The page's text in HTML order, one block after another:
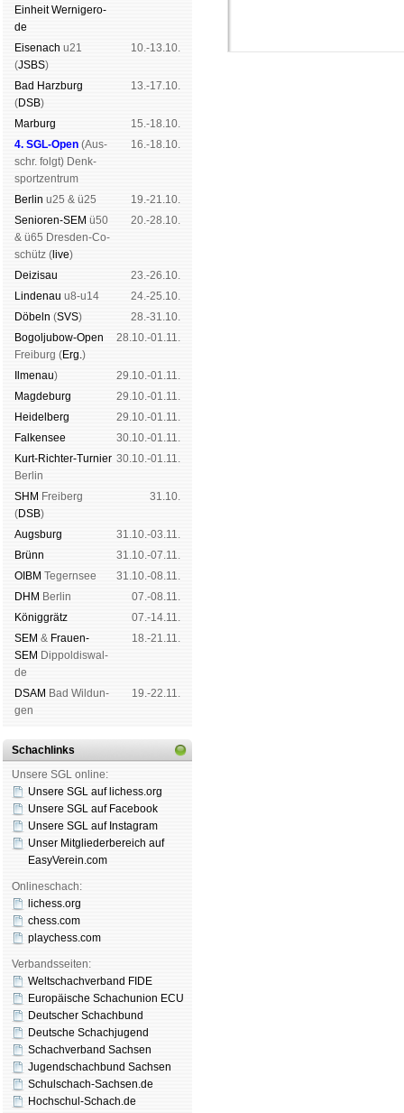
Ein­heit Wer­ni­ge­ro­
de
Eise­nach u21
(JSBS)
10.-13.10.
Bad Harz­burg
(DSB)
13.-17.10.
Mar­burg
15.-18.10.
4. SGL-Open (Aus­
schr. folgt) Denk­
sport­zen­trum
16.-18.10.
Ber­lin u25 & ü25
19.-21.10.
Senioren-SEM ü50
& ü65 Dres­den-Co­
schütz ( live)
20.-28.10.
Dei­zi­sau
23.-26.10.
Lin­de­nau u8-u14
24.-25.10.
Dö­beln (SVS)
28.-31.10.
Bogoljubow-Open
Frei­burg (Erg.)
28.10.-01.11.
Il­me­nau)
29.10.-01.11.
Mag­de­burg
29.10.-01.11.
Hei­del­berg
29.10.-01.11.
Fal­ken­see
30.10.-01.11.
Kurt-Rich­ter-Tur­nier
Ber­lin
30.10.-01.11.
SHM Frei­berg
(DSB)
31.10.
Augs­burg
31.10.-03.11.
Brünn
31.10.-07.11.
OIBM Tegern­see
31.10.-08.11.
DHM Ber­lin
07.-08.11.
König­grätz
07.-14.11.
SEM & Frauen-
SEM Dip­pol­dis­wal­
de
18.-21.11.
DSAM Bad Wil­dun­
gen
19.-22.11.
Schachlinks
Unsere SGL online:
Unsere SGL auf li­chess.org
Unsere SGL auf Face­book
Unsere SGL auf Insta­gram
Unser Mitgliederbereich auf
EasyVerein.com
Onlineschach:
lichess.org
chess.com
playchess.com
Verbandsseiten:
Weltschachverband FIDE
Europäische Schachunion ECU
Deutscher Schachbund
Deutsche Schachjugend
Schachverband Sachsen
Jugendschachbund Sachsen
Schulschach-Sachsen.de
Hochschul-Schach.de